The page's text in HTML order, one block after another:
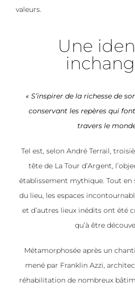
valeurs.
Une
« S’inspirer de la richesse de
conservant les repères qui
travers le
Tel est, selon André Terrail,
tête de La Tour d’Argent,
établissement mythique. Tout en
du lieu, les espaces
et d’autres lieux inédits ont été
qu’à être
Métamorphosée après un
mené par Franklin Azzi,
réhabilitation de nombreux